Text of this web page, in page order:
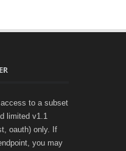
to a subset
limited v1.1
oauth) only. If
you may